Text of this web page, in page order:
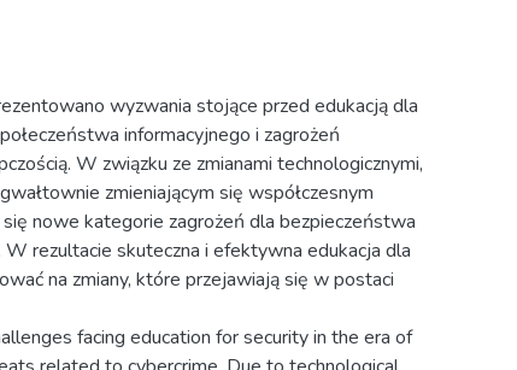
wyzwania stojące przed edukacją dla
informacyjnego i zagrożeń
W związku ze zmianami technologicznymi,
zmieniającym się współczesnym
nowe kategorie zagrożeń dla bezpieczeństwa
W rezultacie skuteczna i efektywna edukacja dla
na zmiany, które przejawiają się w postaci
facing education for security in the era of